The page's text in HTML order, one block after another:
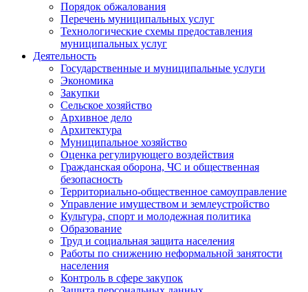
Порядок обжалования
Перечень муниципальных услуг
Технологические схемы предоставления
муниципальных услуг
Деятельность
Государственные и муниципальные услуги
Экономика
Закупки
Сельское хозяйство
Архивное дело
Архитектура
Муниципальное хозяйство
Оценка регулирующего воздействия
Гражданская оборона, ЧС и общественная
безопасность
Территориально-общественное самоуправление
Управление имуществом и землеустройство
Культура, спорт и молодежная политика
Образование
Труд и социальная защита населения
Работы по снижению неформальной занятости
населения
Контроль в сфере закупок